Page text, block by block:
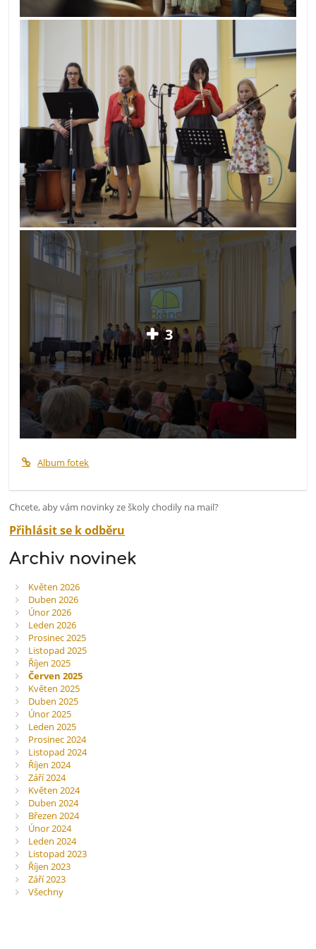
3
Album fotek
Chcete, aby vám novinky ze školy chodily na mail?
Přihlásit se k odběru
Archiv novinek
Květen 2026
Duben 2026
Únor 2026
Leden 2026
Prosinec 2025
Listopad 2025
Říjen 2025
Červen 2025
Květen 2025
Duben 2025
Únor 2025
Leden 2025
Prosinec 2024
Listopad 2024
Říjen 2024
Září 2024
Květen 2024
Duben 2024
Březen 2024
Únor 2024
Leden 2024
Listopad 2023
Říjen 2023
Září 2023
Všechny